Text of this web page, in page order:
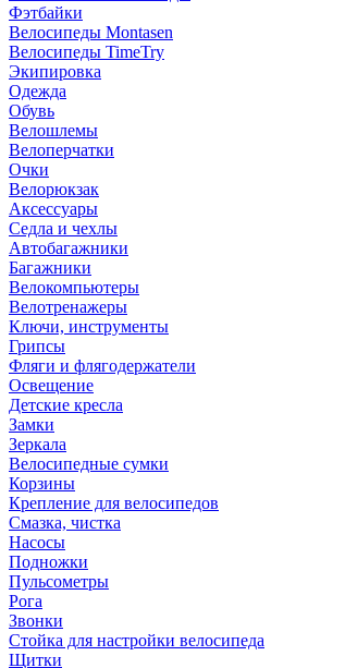
Фэтбайки
Велосипеды Montasen
Велосипеды TimeTry
Экипировка
Одежда
Обувь
Велошлемы
Велоперчатки
Очки
Велорюкзак
Аксессуары
Седла и чехлы
Автобагажники
Багажники
Велокомпьютеры
Велотренажеры
Ключи, инструменты
Грипсы
Фляги и флягодержатели
Освещение
Детские кресла
Замки
Зеркала
Велосипедные сумки
Корзины
Крепление для велосипедов
Смазка, чистка
Насосы
Подножки
Пульсометры
Рога
Звонки
Стойка для настройки велосипеда
Щитки